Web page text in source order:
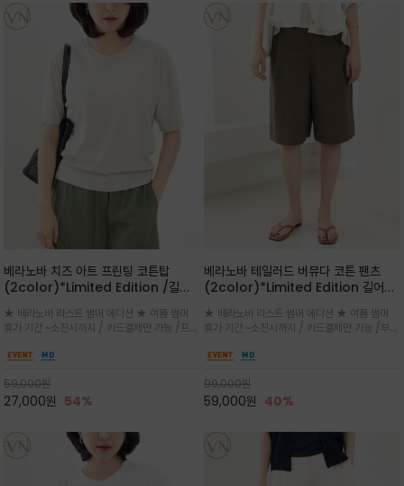
베라노바 치즈 아트 프린팅 코튼탑
(2color)*Limited Edition /길어
세요 ^^
★ 베라노바 라스트 썸머 에디션 ★ 여름 썸머
휴가 기간 ~소진시까지 / 카드결제만 가능 /프론
러스트 프린트가 더해져 과하지 않으면서도 세련
59,000원
27,000원 54%
베라노바 테일러드 버뮤다 코튼 팬츠
(2color)*Limited Edition 길어진
^^
★ 베라노바 라스트 썸머 에디션 ★ 여름 썸머
휴가 기간 ~소진시까지 / 카드결제만 가능 /부드
은은한 매트 컬러가 고급스러운 분위기
99,000원
59,000원 40%